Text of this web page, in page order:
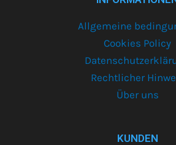
Allgemeine
Cookies Policy
Rechtlicher
Über uns
KUNDEN